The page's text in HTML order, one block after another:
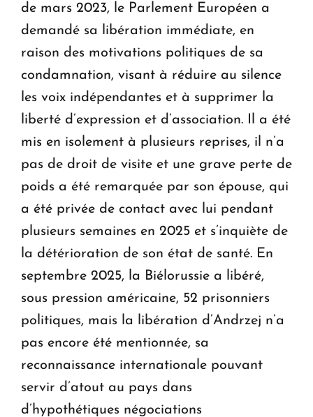
de mars 2023, le Parlement Européen a
demandé sa libération immédiate, en
raison des motivations politiques de sa
condamnation, visant à réduire au silence
les voix indépendantes et à supprimer la
liberté d’expression et d’association. Il a été
mis en isolement à plusieurs reprises, il n’a
pas de droit de visite et une grave perte de
poids a été remarquée par son épouse, qui
a été privée de contact avec lui pendant
plusieurs semaines en 2025 et s’inquiète de
la détérioration de son état de santé. En
septembre 2025, la Biélorussie a libéré,
sous pression américaine, 52 prisonniers
politiques, mais la libération d’Andrzej n’a
pas encore été mentionnée, sa
reconnaissance internationale pouvant
servir d’atout au pays dans
d’hypothétiques négociations